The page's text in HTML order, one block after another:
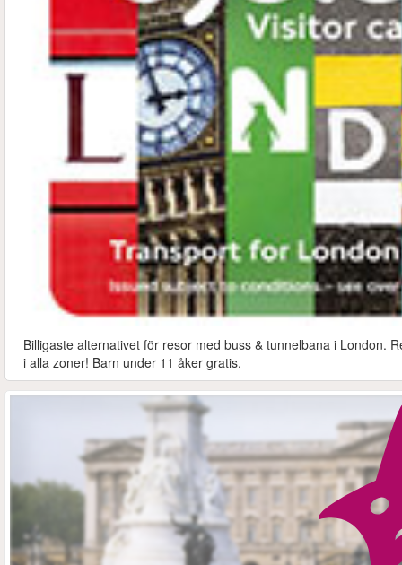
Billigaste alternativet för resor med buss & tunnelbana i London.
i alla zoner! Barn under 11 åker gratis.